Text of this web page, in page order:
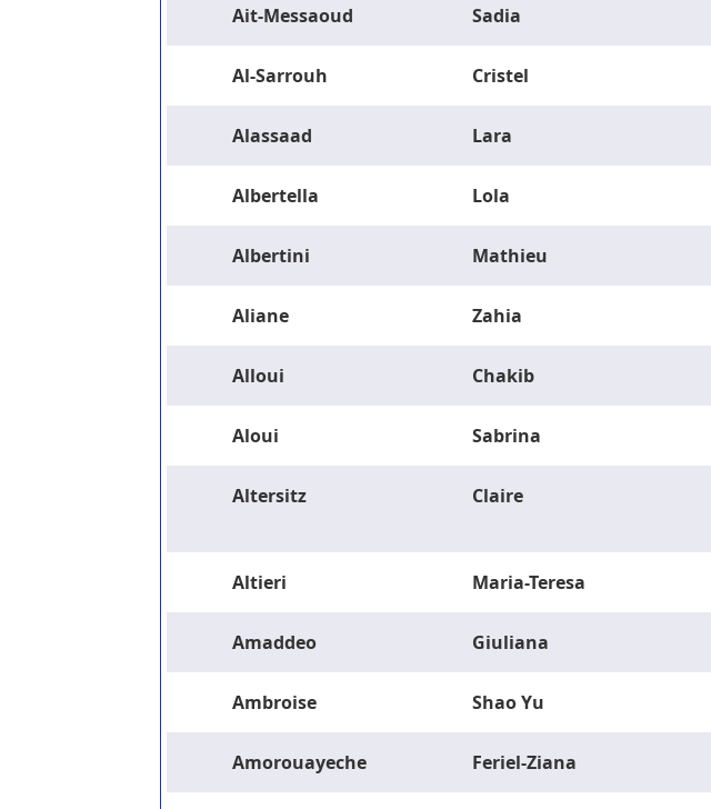
Ait-Messaoud Sadia
Al-Sarrouh Cristel
Alassaad Lara
Albertella Lola
Albertini Mathieu
Aliane Zahia
Alloui Chakib
Aloui Sabrina
Altersitz Claire
Altieri Maria-Teresa
Amaddeo Giuliana
Ambroise Shao Yu
Amorouayeche Feriel-Ziana